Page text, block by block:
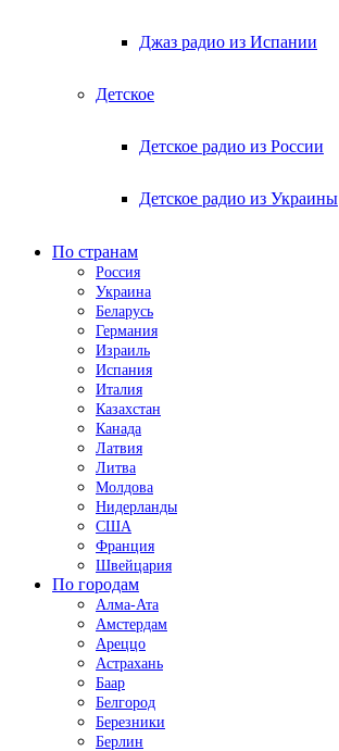
Джаз радио из Испании
Детское
Детское радио из России
Детское радио из Украины
По странам
Россия
Украина
Беларусь
Германия
Израиль
Испания
Италия
Казахстан
Канада
Латвия
Литва
Молдова
Нидерланды
США
Франция
Швейцария
По городам
Алма-Ата
Амстердам
Ареццо
Астрахань
Баар
Белгород
Березники
Берлин